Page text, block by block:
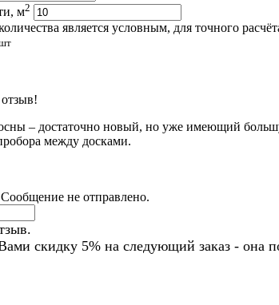
м2
является условным, для точного
– достаточно новый, но уже имеющий
между досками.
не отправлено.
скидку 5% на следующий заказ - она